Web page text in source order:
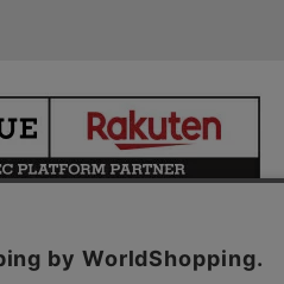
画像等の無断での複製・転載を禁止します。
LEAGUE Rakuten Group, Inc.